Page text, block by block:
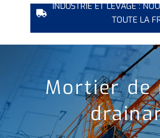
INDUSTRIE ET LEVAGE :
TOUTE LA
Mortier de